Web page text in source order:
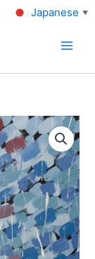
Japanese ▼